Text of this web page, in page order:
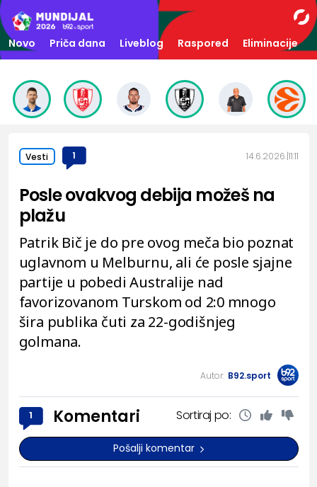
Novo Priča dana Liveblog Raspored Eliminacije
Vesti 1 14.6.2026. 11:11
Posle ovakvog debija možeš na
plažu
Patrik Bič je do pre ovog meča bio poznat
uglavnom u Melburnu, ali će posle sjajne
partije u pobedi Australije nad
favorizovanom Turskom od 2:0 mnogo
šira publika čuti za 22-godišnjeg
golmana.
Autor: B92.sport
1 Komentari Sortiraj po:
Pošalji komentar